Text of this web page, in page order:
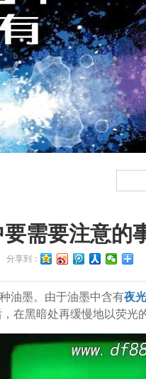
需要注意的
分享到：
油墨。由于油墨中含有夜
在黑暗处再缓慢地以荧光